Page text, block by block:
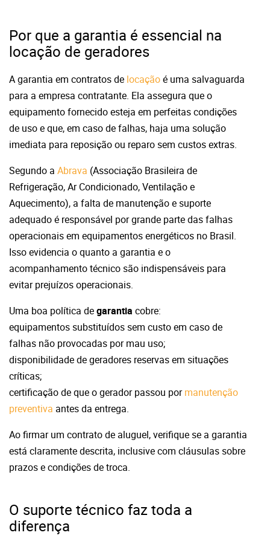
Por que a garantia é essencial na
locação de geradores
A garantia em contratos de locaçãoé uma salvaguarda
para a empresa contratante. Ela assegura que o
equipamento fornecido esteja em perfeitas condições
de uso e que, em caso de falhas, haja uma solução
imediata para reposição ou reparo sem custos extras.
Segundo a Abrava (Associação Brasileira de
Refrigeração, Ar Condicionado, Ventilação e
Aquecimento), a falta de manutenção e suporte
adequado é responsável por grande parte das falhas
operacionais em equipamentos energéticos no Brasil.
Isso evidencia o quanto a garantia e o
acompanhamento técnico são indispensáveis para
evitar prejuízos operacionais.
Uma boa política degarantia cobre:
equipamentos substituídos sem custo em caso de
falhas não provocadas por mau uso;
disponibilidade de geradores reservas em situações
críticas;
certificação de que o gerador passou por manutenção
preventiva antes da entrega.
Ao firmar um contrato de aluguel, verifique se a garantia
está claramente descrita, inclusive com cláusulas sobre
prazos e condições de troca.
O suporte técnico faz toda a
diferença